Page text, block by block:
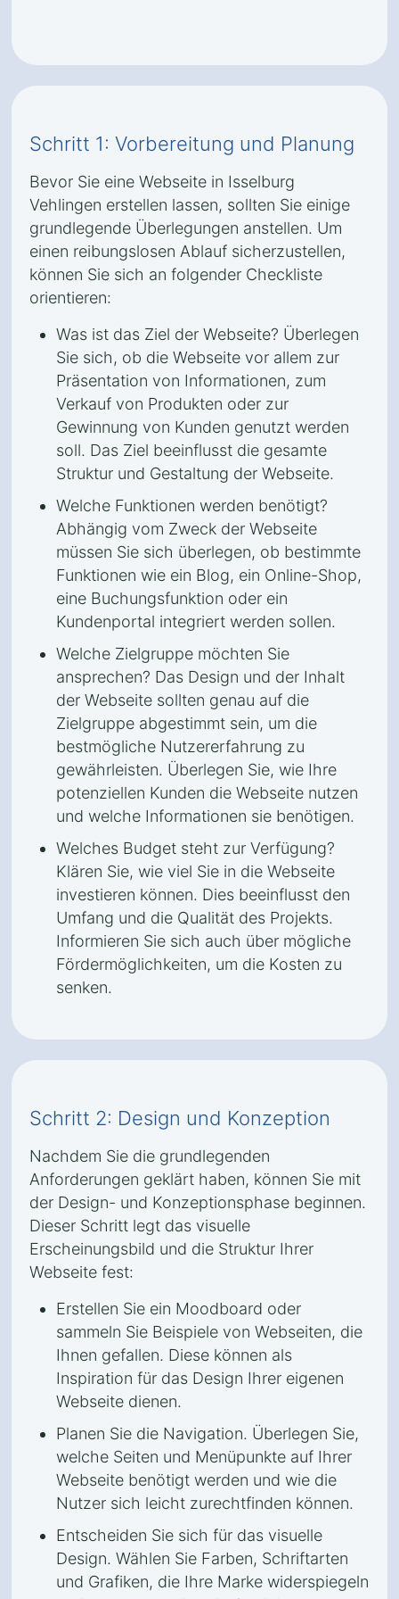
Schritt 1: Vorbereitung und Planung
Bevor Sie eine Webseite in Isselburg
Vehlingen erstellen lassen, sollten Sie einige
grundlegende Überlegungen anstellen. Um
einen reibungslosen Ablauf sicherzustellen,
können Sie sich an folgender Checkliste
orientieren:
Was ist das Ziel der Webseite? Überlegen
Sie sich, ob die Webseite vor allem zur
Präsentation von Informationen, zum
Verkauf von Produkten oder zur
Gewinnung von Kunden genutzt werden
soll. Das Ziel beeinflusst die gesamte
Struktur und Gestaltung der Webseite.
Welche Funktionen werden benötigt?
Abhängig vom Zweck der Webseite
müssen Sie sich überlegen, ob bestimmte
Funktionen wie ein Blog, ein Online-Shop,
eine Buchungsfunktion oder ein
Kundenportal integriert werden sollen.
Welche Zielgruppe möchten Sie
ansprechen? Das Design und der Inhalt
der Webseite sollten genau auf die
Zielgruppe abgestimmt sein, um die
bestmögliche Nutzererfahrung zu
gewährleisten. Überlegen Sie, wie Ihre
potenziellen Kunden die Webseite nutzen
und welche Informationen sie benötigen.
Welches Budget steht zur Verfügung?
Klären Sie, wie viel Sie in die Webseite
investieren können. Dies beeinflusst den
Umfang und die Qualität des Projekts.
Informieren Sie sich auch über mögliche
Fördermöglichkeiten, um die Kosten zu
senken.
Schritt 2: Design und Konzeption
Nachdem Sie die grundlegenden
Anforderungen geklärt haben, können Sie mit
der Design- und Konzeptionsphase beginnen.
Dieser Schritt legt das visuelle
Erscheinungsbild und die Struktur Ihrer
Webseite fest:
Erstellen Sie ein Moodboard oder
sammeln Sie Beispiele von Webseiten, die
Ihnen gefallen. Diese können als
Inspiration für das Design Ihrer eigenen
Webseite dienen.
Planen Sie die Navigation. Überlegen Sie,
welche Seiten und Menüpunkte auf Ihrer
Webseite benötigt werden und wie die
Nutzer sich leicht zurechtfinden können.
Entscheiden Sie sich für das visuelle
Design. Wählen Sie Farben, Schriftarten
und Grafiken, die Ihre Marke widerspiegeln